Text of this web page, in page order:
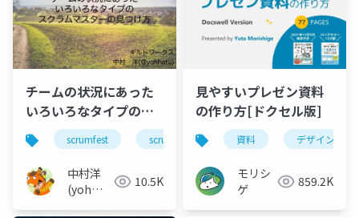
チームの状況にあった
いろいろなタイプのス
クラムマスターの見つ
け方 : How to find the
Scrum Master that
fits your team's
situation
scrumfest scrum scrummaster
中村洋
(yoh
10.5K
見やすいプレゼン資料
の作り方[ドクセル版]
資料 デザイン
モリシ
ゲ
859.2K